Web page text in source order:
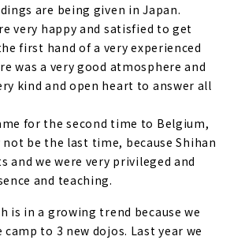
are being given in Japan.
very happy and satisfied to get
first hand of a very experienced
was a very good atmosphere and
kind and open heart to answer all
for the second time to Belgium,
be the last time, because Shihan
and we were very privileged and
and teaching.
is in a growing trend because we
to 3 new dojos. Last year we